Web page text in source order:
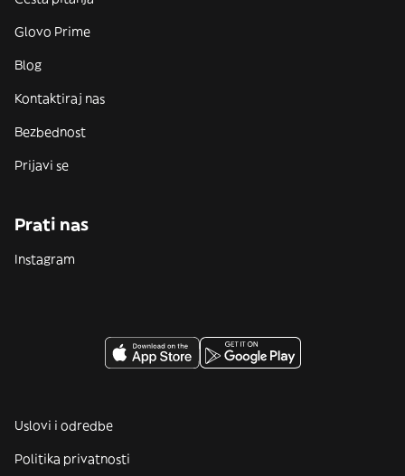
Glovo Prime
Blog
Kontaktiraj nas
Bezbednost
Prijavi se
Prati nas
Instagram
Uslovi i odredbe
Politika privatnosti